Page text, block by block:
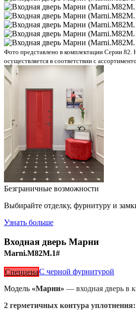
Фото представлено в комплектации Серии 82.
осуществляется в соответствии с
Безграничные возможности
Выбирайте отделку, фурнитуру и
Узнать больше
Входная дверь Марни
Marni.M82M.1#
СпецценаС черной фурнитурой
Модель «Марни» — входная дверь в
2 герметичных контура уплотнения: